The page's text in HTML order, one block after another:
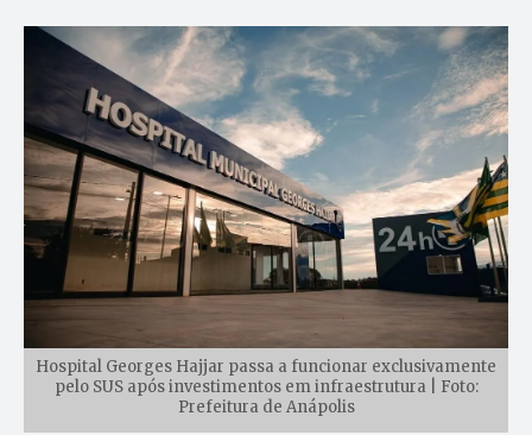
Hospital Georges Hajjar passa a funcionar exclusivamente
pelo SUS após investimentos em infraestrutura | Foto:
Prefeitura de Anápolis